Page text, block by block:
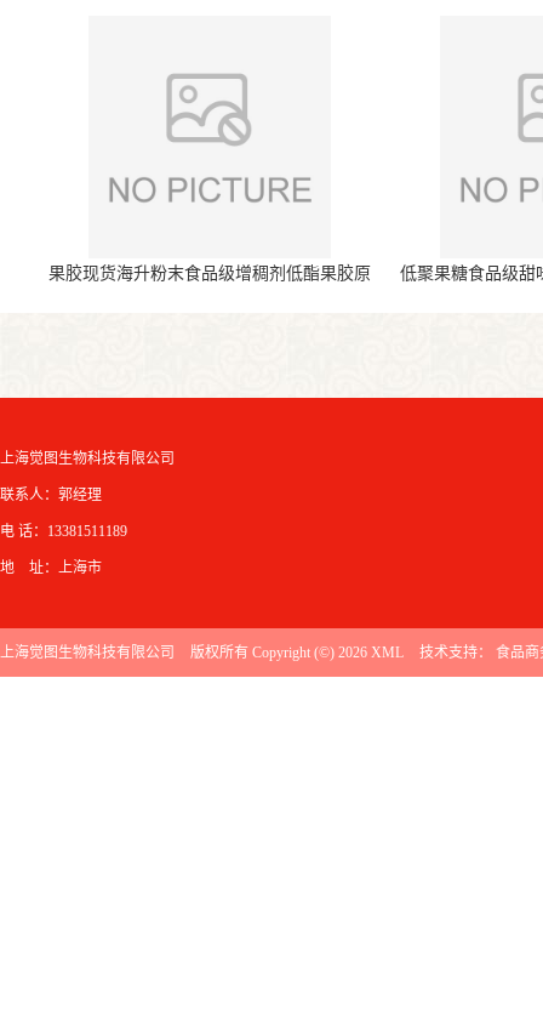
果胶现货海升粉末食品级增稠剂低酯果胶原
低聚果糖食品级甜
上海觉图生物科技有限公司
联系人：郭经理
电 话：13381511189
地 址：上海市
上海觉图生物科技有限公司 版权所有 Copyright (©) 2026 XML 技术支持： 食品商